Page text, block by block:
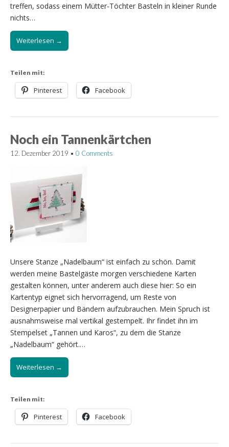
treffen, sodass einem Mütter-Töchter Basteln in kleiner Runde
nichts…
Weiterlesen →
Teilen mit:
Pinterest Facebook
Noch ein Tannenkärtchen
12. Dezember 2019 • 0 Comments
Unsere Stanze „Nadelbaum“ ist einfach zu schön. Damit
werden meine Bastelgäste morgen verschiedene Karten
gestalten können, unter anderem auch diese hier: So ein
Kartentyp eignet sich hervorragend, um Reste von
Designerpapier und Bändern aufzubrauchen. Mein Spruch ist
ausnahmsweise mal vertikal gestempelt. Ihr findet ihn im
Stempelset „Tannen und Karos“, zu dem die Stanze
„Nadelbaum“ gehört.…
Weiterlesen →
Teilen mit:
Pinterest Facebook